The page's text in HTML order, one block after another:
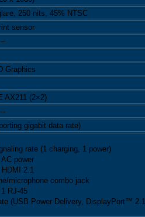
250 nits, 45% NTSC
sensor
–
Graphics
AX211 (2×2)
–
gigabit data rate)
rate (1 charging, 1 power)
AC power
HDMI 2.1
microphone combo jack
1 RJ-45
(USB Power Delivery, DisplayPort™ 2.1